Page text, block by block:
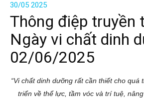
30/05 2025
Thông điệp truyền
Ngày vi chất dinh
02/06/2025
“Vi chất dinh dưỡng rất cần thiết cho quá
triển về thể lực, tầm vóc và trí tuệ,